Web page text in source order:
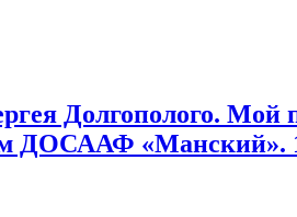
Долгополого.
ДОСААФ «Манский».